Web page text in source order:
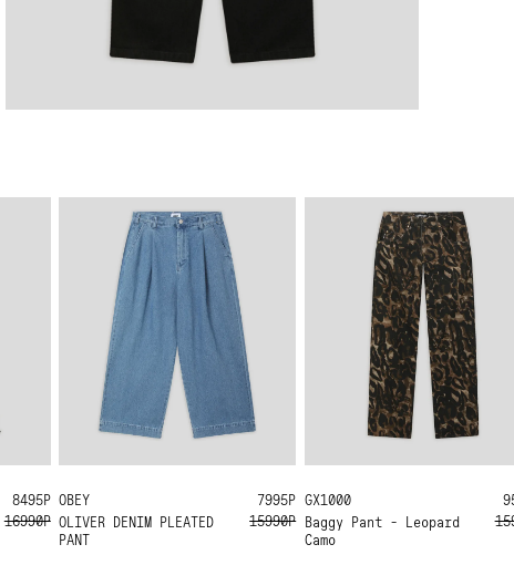
8495Р
16990Р
OBEY
OLIVER DENIM PLEATED
PANT
33 31
7995Р
15990Р
GX1000
Baggy Pant - Leopard
Camo
34 32